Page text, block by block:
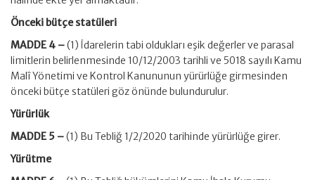
Önceki bütçe statüleri
MADDE 4 –(1) İdarelerin tabi oldukları eşik değerler ve parasal
limitlerin belirlenmesinde 10/12/2003 tarihli ve 5018 sayılı Kamu
Malî Yönetimi ve Kontrol Kanununun yürürlüğe girmesinden
önceki bütçe statüleri göz önünde bulundurulur.
Yürürlük
MADDE 5 –(1) Bu Tebliğ 1/2/2020 tarihinde yürürlüğe girer.
Yürütme